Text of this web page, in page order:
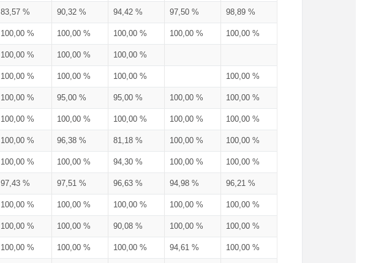
83,57 % 90,32 % 94,42 % 97,50 % 98,89 %
100,00 % 100,00 % 100,00 % 100,00 % 100,00 %
100,00 % 100,00 % 100,00 %
100,00 % 100,00 % 100,00 % 100,00 %
100,00 % 95,00 % 95,00 % 100,00 % 100,00 %
100,00 % 100,00 % 100,00 % 100,00 % 100,00 %
100,00 % 96,38 % 81,18 % 100,00 % 100,00 %
100,00 % 100,00 % 94,30 % 100,00 % 100,00 %
97,43 % 97,51 % 96,63 % 94,98 % 96,21 %
100,00 % 100,00 % 100,00 % 100,00 % 100,00 %
100,00 % 100,00 % 90,08 % 100,00 % 100,00 %
100,00 % 100,00 % 100,00 % 94,61 % 100,00 %